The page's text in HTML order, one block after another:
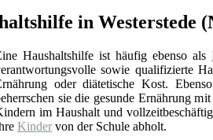
in Westerstede
Haushaltshilfe ist häufig ebenso als
sowie qualifizierte
oder diätetische Kost.
sie die gesunde Ernährung
im Haushalt und
Kinder von der Schule abholt.